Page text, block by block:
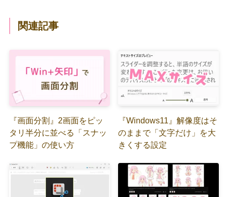
関連記事
『画面分割』2画面をピッ
タリ半分に並べる「スナッ
プ機能」の使い方
『Windows11』解像度はそ
のままで「文字だけ」を大
きくする設定